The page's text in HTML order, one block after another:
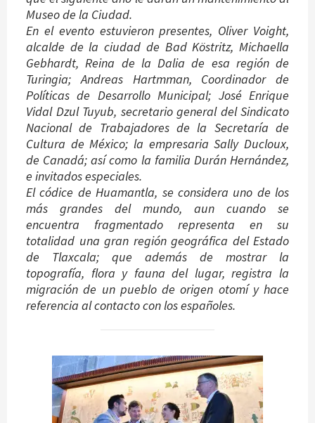
Museo de la Ciudad.
En el evento estuvieron presentes, Oliver Voight,
alcalde de la ciudad de Bad Köstritz, Michaella
Gebhardt, Reina de la Dalia de esa región de
Turingia; Andreas Hartmman, Coordinador de
Políticas de Desarrollo Municipal; José Enrique
Vidal Dzul Tuyub, secretario general del Sindicato
Nacional de Trabajadores de la Secretaría de
Cultura de México; la empresaria Sally Ducloux,
de Canadá; así como la familia Durán Hernández,
e invitados especiales.
El códice de Huamantla, se considera uno de los
más grandes del mundo, aun cuando se
encuentra fragmentado representa en su
totalidad una gran región geográfica del Estado
de Tlaxcala; que además de mostrar la
topografía, flora y fauna del lugar, registra la
migración de un pueblo de origen otomí y hace
referencia al contacto con los españoles.